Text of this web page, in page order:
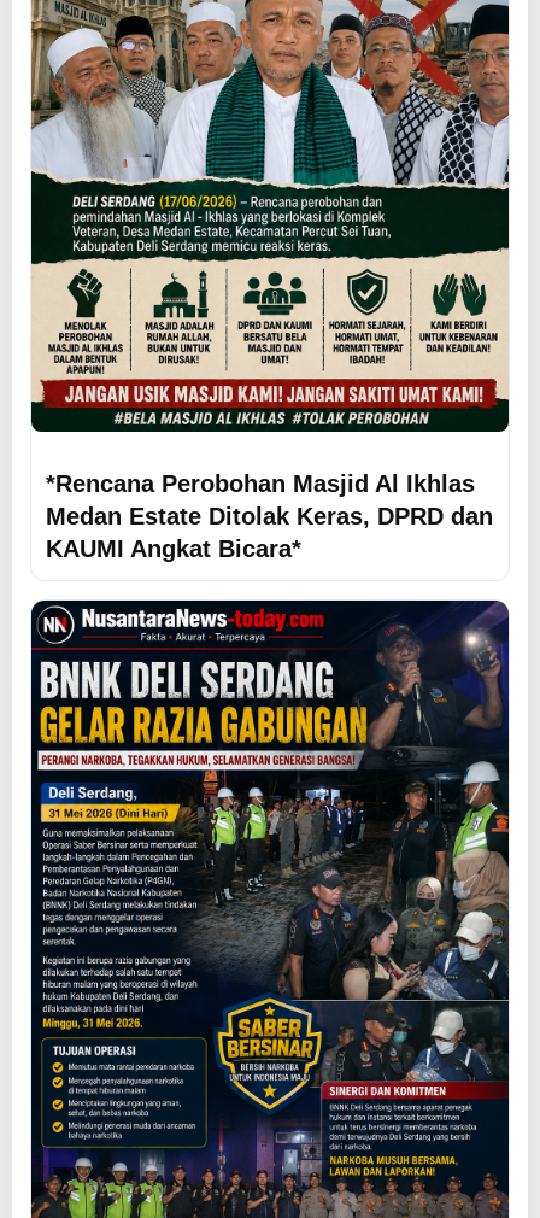
*Rencana Perobohan Masjid Al Ikhlas
Medan Estate Ditolak Keras, DPRD dan
KAUMI Angkat Bicara*